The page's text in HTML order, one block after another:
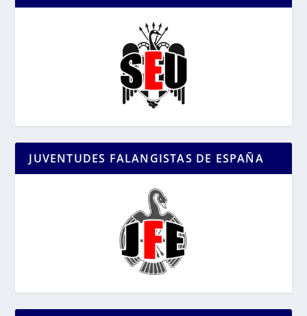
JUVENTUDES FALANGISTAS DE ESPAÑA